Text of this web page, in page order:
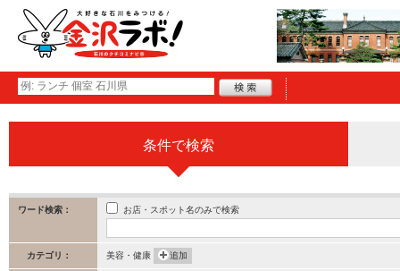
条件で検索
ワード検索： お店・スポット名のみで検索
カテゴリ： 美容・健康 追加